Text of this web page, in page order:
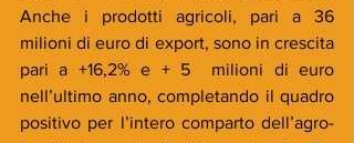
Anche i prodotti agricoli, pari a 36
milioni di euro di export, sono in crescita
pari a +16,2% e + 5  milioni di euro
nell’ultimo anno, completando il quadro
positivo per l’intero comparto dell’agro-